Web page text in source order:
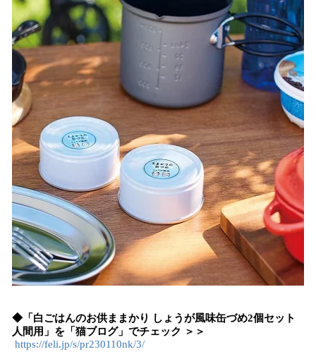
◆「白ごはんのお供ままかり しょうが風味缶づめ2個セット
人間用」を「猫ブログ」でチェック ＞＞
https://feli.jp/s/pr230110nk/3/